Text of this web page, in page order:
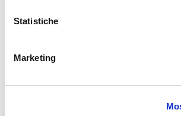
Statistiche
Marketing
In una ciotola unisci
vino bianco
Durante la cottura,
bagna
che scenda lentamente sulla carne,